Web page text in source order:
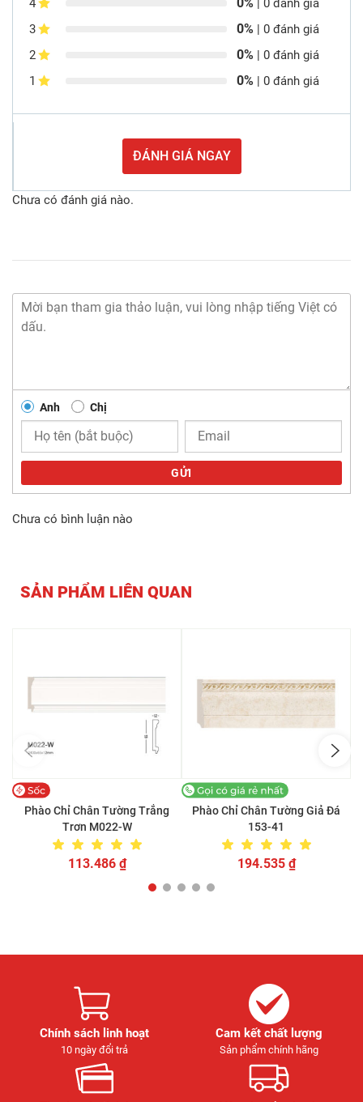
4
| 0 đánh giá
3
0% | 0 đánh giá
2
0% | 0 đánh giá
1
0% | 0 đánh giá
ĐÁNH GIÁ NGAY
Chưa có đánh giá nào.
Anh Chị
GỬI
Chưa có bình luận nào
SẢN PHẨM LIÊN QUAN
Phào Chỉ Chân Tường Trắng
Trơn M022-W
113.486 ₫
Phào Chỉ Chân Tường Giả Đá
153-41
194.535 ₫
Chính sách linh hoạt
10 ngày đổi trả
Cam kết chất lượng
Sản phẩm chính hãng